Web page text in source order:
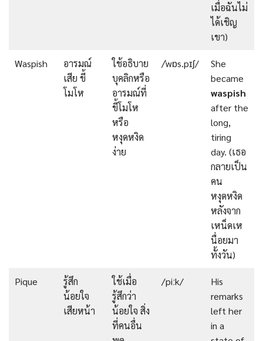
เมื่อฉันไม่
ได้เชิญ
เขา)
Waspish
อารมณ์
เสีย ขี้
โมโห
ใช้อธิบาย
บุคลิกหรือ
อารมณ์ที่
ขี้โมโห
หรือ
หงุดหงิด
ง่าย
/ˈwɒs.pɪʃ/
She
became
waspish
after the
long,
tiring
day. (เธอ
กลายเป็น
คน
หงุดหงิด
หลังจาก
เหน็ดเห
นื่อยมา
ทั้งวัน)
Pique
รู้สึก
น้อยใจ
เสียหน้า
ใช้เมื่อ
รู้สึกว่า
น้อยใจ สิ่ง
ที่คนอื่น
/piːk/
His
remarks
left her
in a